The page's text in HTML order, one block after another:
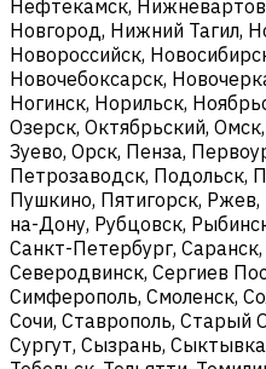
Нефтекамск,
Новгород, Нижний Тагил,
Новороссийск,
Новочебоксарск,
Ногинск, Норильск,
Озерск, Октябрьский,
Зуево, Орск, Пенза,
Петрозаводск, Подольск,
Пушкино, Пятигорск, Ржев,
на-Дону, Рубцовск,
Санкт-Петербург,
Северодвинск, Сергиев
Симферополь, Смоленск,
Сочи, Ставрополь, Старый
Сургут, Сызрань,